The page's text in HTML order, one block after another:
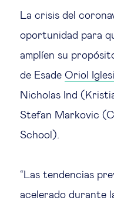
Ética
La crisis del
oportunidad para
amplíen su
de Esade Oriol
Nicholas Ind
Stefan Markovic
School).
“Las tendencias
acelerado durante